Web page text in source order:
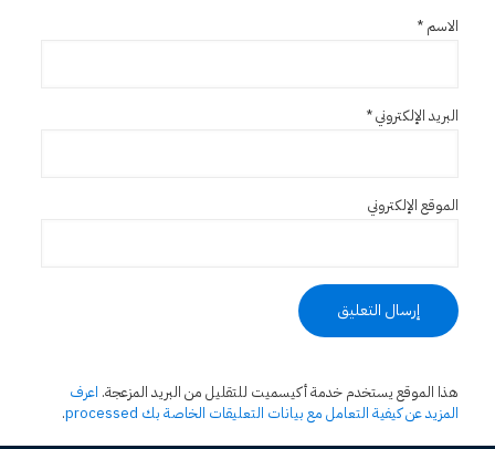
الاسم *
البريد الإلكتروني*
الموقع الإلكتروني
هذا الموقع يستخدم خدمة أكيسميت للتقليل من البريد المزعجة. اعرف
المزيد عن كيفية التعامل مع بيانات التعليقات الخاصة بك processed
.